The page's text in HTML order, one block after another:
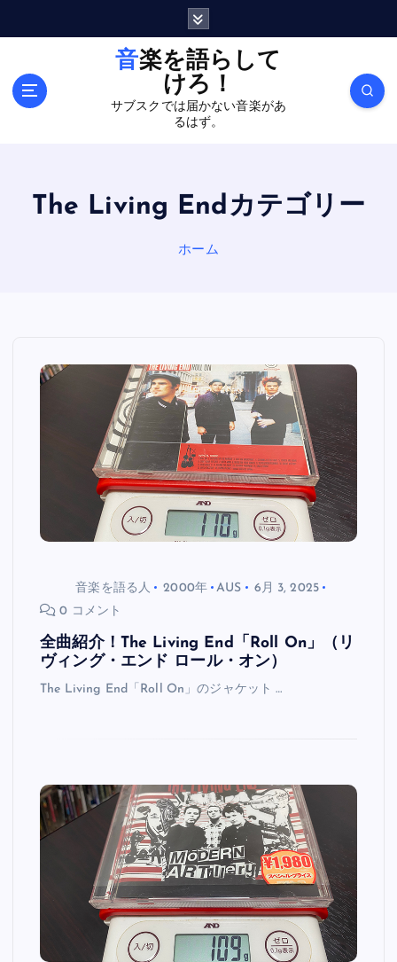
音楽を語らして
けろ！
サブスクでは届かない音楽があ
るはず。
The Living Endカテゴリー
ホーム
音楽を語る人 2000年 AUS
6月 3, 2025
0 コメント
全曲紹介！The Living End「Roll On」（リ
ヴィング・エンド ロール・オン）
The Living End「Roll On」のジャケット …